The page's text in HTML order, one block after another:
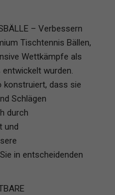
– Verbessern
Tischtennis Bällen,
Wettkämpfe als
wurden.
konstruiert, dass sie
Schlägen
durch
und
in entscheidenden